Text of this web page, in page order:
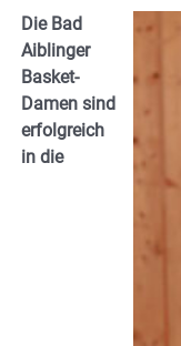
Die Bad
Aiblinger
Basket-
Damen sind
erfolgreich
in die